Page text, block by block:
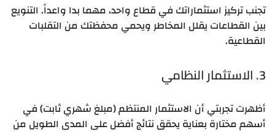
تجنب تركيز استثماراتك في قطاع واحد، مهما بدا واعداً. التنويع
بين القطاعات يقلل المخاطر ويحمي محفظتك من التقلبات
القطاعية.
3. الاستثمار النظامي
أظهرت تجربتي أن الاستثمار المنتظم (مبلغ شهري ثابت) في
أسهم مختارة بعناية يحقق نتائج أفضل على المدى الطويل من